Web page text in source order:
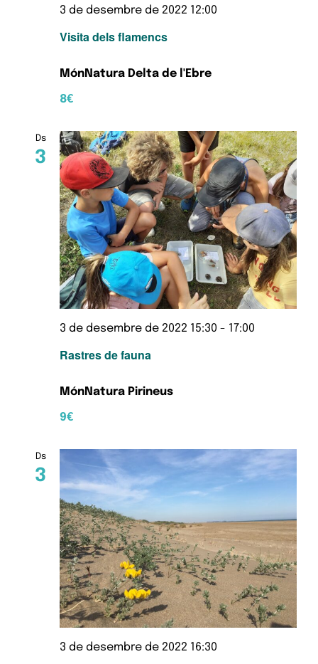
Visita dels flamencs
3 de desembre de 2022 12:00
MónNatura Delta de l'Ebre
8€
Ds
3
Rastres de fauna
3 de desembre de 2022 15:30 - 17:00
MónNatura Pirineus
9€
Ds
3
3 de desembre de 2022 16:30